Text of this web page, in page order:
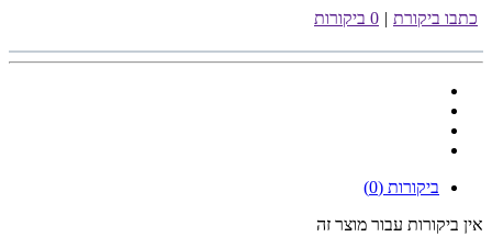
כתבו ביקורת | 0 ביקורות
ביקורות (0)
אין ביקורות עבור מוצר זה